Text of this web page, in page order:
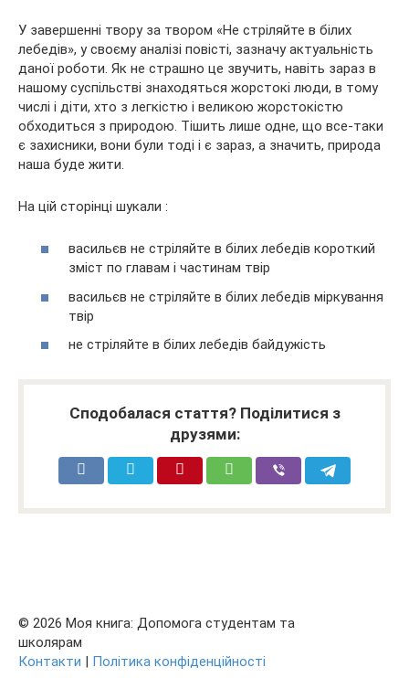
У завершенні твору за твором «Не стріляйте в білих
лебедів», у своєму аналізі повісті, зазначу актуальність
даної роботи. Як не страшно це звучить, навіть зараз в
нашому суспільстві знаходяться жорстокі люди, в тому
числі і діти, хто з легкістю і великою жорстокістю
обходиться з природою. Тішить лише одне, що все-таки
є захисники, вони були тоді і є зараз, а значить, природа
наша буде жити.
На цій сторінці шукали :
васильєв не стріляйте в білих лебедів короткий
зміст по главам і частинам твір
васильєв не стріляйте в білих лебедів міркування
твір
не стріляйте в білих лебедів байдужість
Сподобалася стаття? Поділитися з
друзями:
© 2026 Моя книга: Допомога студентам та
школярам
Контакти
Політика конфіденційності